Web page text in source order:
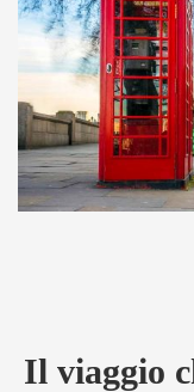
Il viaggio